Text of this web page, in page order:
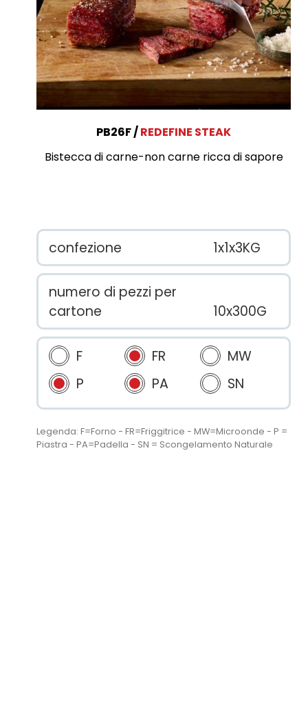
PB26F
REDEFINE STEAK
Bistecca di carne-non carne ricca di sapore
confezione 1x1x3KG
numero di pezzi per
cartone
10x300G
F FR
MW
P
PA SN
Legenda: F=Forno - FR=Friggitrice - MW=Microonde - P =
Piastra - PA=Padella - SN = Scongelamento Naturale